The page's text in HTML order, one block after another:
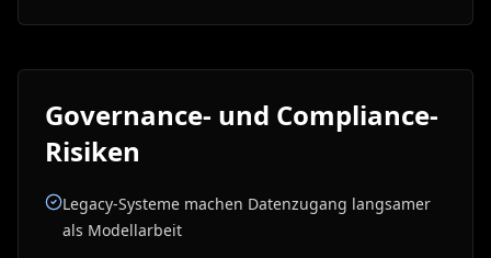
Governance- und Compliance-
Risiken
Legacy-Systeme machen Datenzugang langsamer
als Modellarbeit